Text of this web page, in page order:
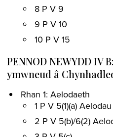
8 P V 9
9 P V 10
10 P V 15
PENNOD NEWYDD IV
ymwneud â
Rhan 1: Aelodaeth
1 P V 5(1)(a)
2 P V 5(b)/6(2)